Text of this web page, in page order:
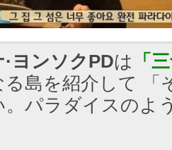
·ヨンソクPDは 「
る島を紹介して 「
。パラダイスのよ